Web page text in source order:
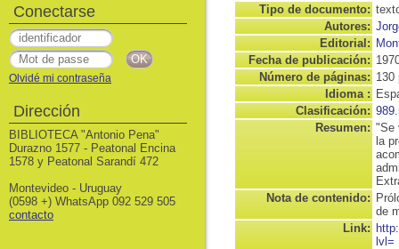
Tipo de documento:
Autores:
Editorial:
Fecha de publicación:
Número de páginas: 130
Idioma :
Clasificación:
Resumen: "Se
la
Nota de contenido:
de
Link:
lvl=
Conectarse
Olvidé mi contraseña
Dirección
BIBLIOTECA "Antonio Pena"
Durazno 1577 - Peatonal Encina
1578 y Peatonal Sarandí 472
Montevideo - Uruguay
(0598 +) WhatsApp 092 529 505
contacto